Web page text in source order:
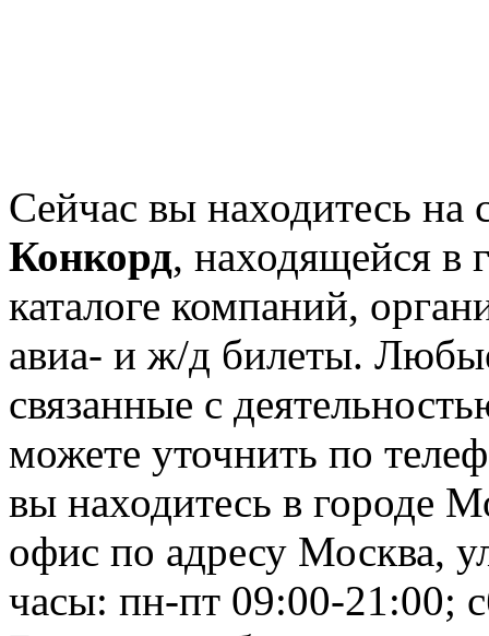
Сейчас вы находитесь на
Конкорд, находящейся в
каталоге компаний,
авиа- и ж/д билеты.
связанные с
можете уточнить по
вы находитесь в городе
офис по адресу Москва,
часы: пн-пт 09:00-21:00;